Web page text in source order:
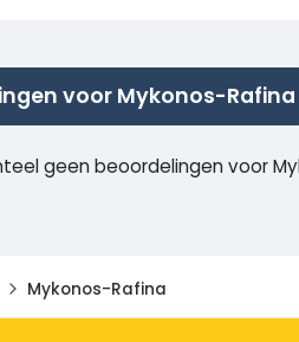
voor Mykonos-Rafina
geen beoordelingen voor
Mykonos-Rafina